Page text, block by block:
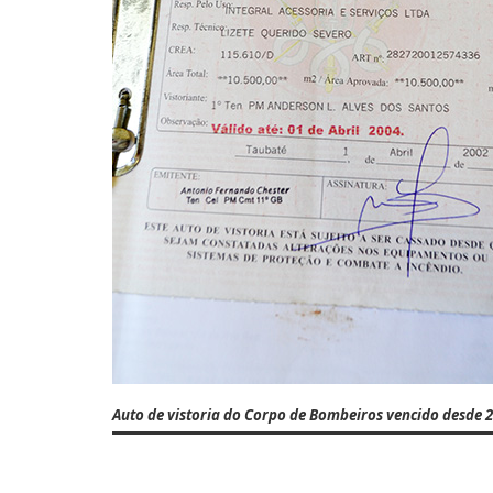
Auto de vistoria do Corpo de Bombeiros vencido desde